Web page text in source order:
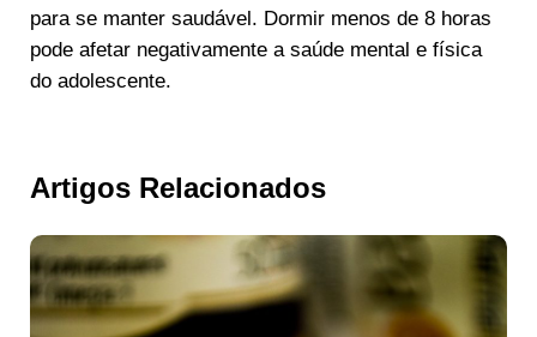
para se manter saudável. Dormir menos de 8 horas
pode afetar negativamente a saúde mental e física
do adolescente.
Artigos Relacionados